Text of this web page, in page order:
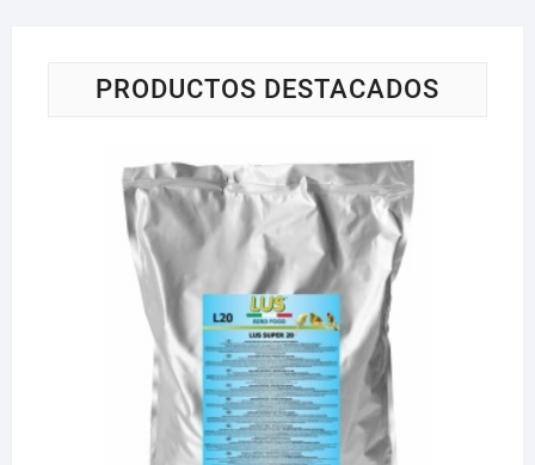
PRODUCTOS DESTACADOS